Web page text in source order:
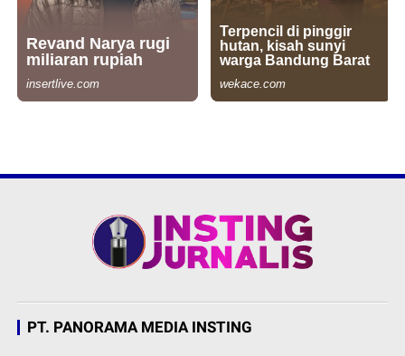
PT. PANORAMA MEDIA INSTING